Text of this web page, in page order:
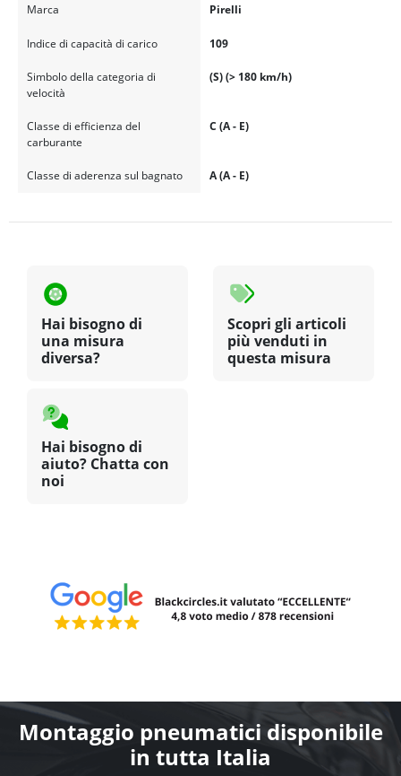
Marca Pirelli
Indice di capacità di carico 109
Simbolo della categoria di
velocità
(S) (> 180 km/h)
Classe di efficienza del
carburante
C (A - E)
Classe di aderenza sul bagnato A (A - E)
Hai bisogno di
una misura
diversa?
Scopri gli articoli
più venduti in
questa misura
Hai bisogno di
aiuto? Chatta con
noi
Montaggio pneumatici disponibile
in tutta Italia